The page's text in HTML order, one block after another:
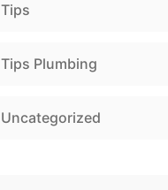
Tips
Tips Plumbing
Uncategorized